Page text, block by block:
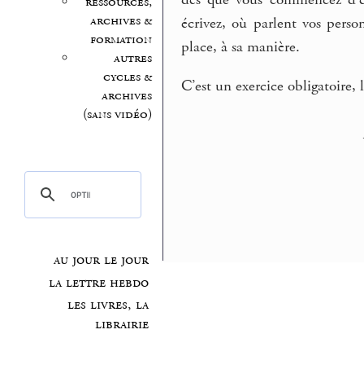
archives &
formation
autres
cycles &
archives
(sans vidéo)
au jour le jour
la lettre hebdo
les livres, la
librairie
écrivez, où parlent vos
place, à sa manière.
C’est un exercice obligatoire,